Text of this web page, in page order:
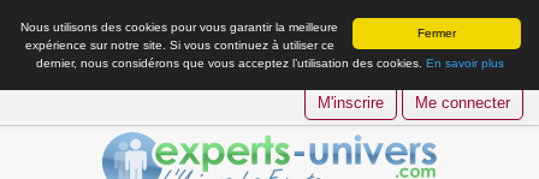
Fermer
Nous utilisons des cookies pour vous garantir la meilleure
expérience sur notre site. Si vous continuez à utiliser ce
dernier, nous considérons que vous acceptez l’utilisation des cookies. En savoir plus
M'inscrire Me connecter